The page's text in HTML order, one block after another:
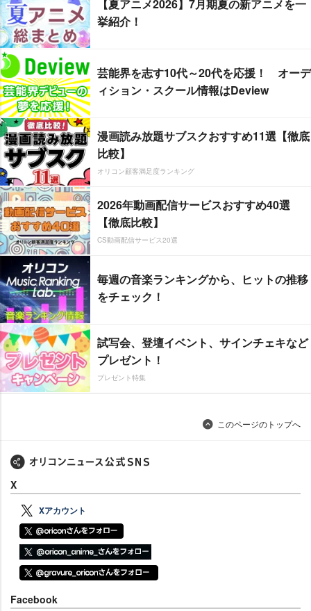
【夏アニメ2026】7月期夏の新アニメを一
挙紹介！
芸能界を志す10代～20代を応援！ オーデ
ィション・スクール情報はDeview
漫画読み放題サブスクおすすめ11選【徹底
比較】
オリコン顧客満足度ランキング
2026年動画配信サービスおすすめ40選
【徹底比較】
CS動画配信サービス20選
毎週の音楽ランキングから、ヒットの推移
をチェック！
試写会、登壇イベント、サインチェキなど
プレゼント！
プレゼント特集
このページのトップへ
X
Xアカウント
Facebook